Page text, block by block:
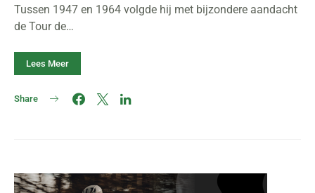
Tussen 1947 en 1964 volgde hij met bijzondere aandacht
de Tour de…
Lees Meer
Share